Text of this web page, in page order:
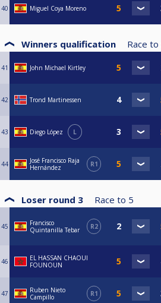
40 Miguel Coya Moreno
Winners qualification Race to
41 John Michael Kirtley
42 Trond Martinessen
43 Diego López L
44
José Francisco Raja
Hernández
R1
Loser round 3 Race to 5
45
Francisco
Quintanilla Tebar
R2
46
EL HASSAN CHAOUI
FOUNOUN
47
Ruben Nieto
Campillo
R1